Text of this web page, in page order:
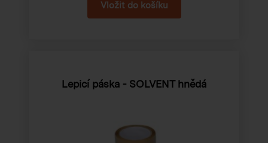
Lepicí páska - SOLVENT hnědá